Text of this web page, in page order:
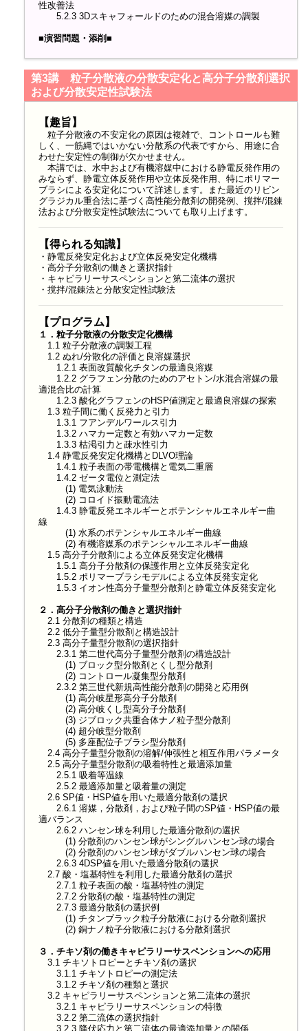
性改善法
5.2.3 3Dスキャフォールドのための混合溶媒の調製
■演習問題・添削■
第3講 粒子分散液の分散安定化と高分子分散剤選択
および分散安定性試験法
【趣旨】
粒子分散液の不安定化の原因は複雑で、コントロールも難
しく、一筋縄ではいかない分散系の代表ですから、用途に合
わせた安定性の制御が欠かせません。
本講では、水中および有機溶媒中における静電反発作用の
みならず、静電立体反発作用や立体反発作用、特にポリマー
ブラシによる安定化について詳述します。また最近のリビン
グラジカル重合法に基づく高性能分散剤の開発例、撹拌/混錬
法および分散安定性試験法についても取り上げます。
【得られる知識】
・静電反発安定化および立体反発安定化機構
・高分子分散剤の働きと選択指針
・キャピラリーサスペンションと第二流体の選択
・撹拌/混錬法と分散安定性試験法
【プログラム】
１．粒子分散液の分散安定化機構
1.1 粒子分散液の調製工程
1.2 ぬれ/分散化の評価と良溶媒選択
1.2.1 表面改質酸化チタンの最適良溶媒
1.2.2 グラフェン分散のためのアセトン/水混合溶媒の最
適混合比の計算
1.2.3 酸化グラフェンのHSP値測定と最適良溶媒の探索
1.3 粒子間に働く 反発力と引力
1.3.1 フアンデルワールス引力
1.3.2 ハマカー定数と有効ハマカー定数
1.3.3 枯渇引力と疎水性引力
1.4 静電反発安定化機構とDLVO理論
1.4.1 粒子表面の帯電機構と電気二重層
1.4.2 ゼータ電位と測定法
(1) 電気泳動法
(2) コロイド振動電流法
1.4.3 静電反発エネルギーとポテンシャルエネルギー曲
線
(1) 水系のポテンシャルエネルギー曲線
(2) 有機溶媒系のポテンシャルエネルギー曲線
1.5 高分子分散剤による立体反発安定化機構
1.5.1 高分子分散剤の保護作用と立体反発安定化
1.5.2 ポリマーブラシモデルによる立体反発安定化
1.5.3 イオン性高分子量型分散剤と静電立体反発安定化
２．高分子分散剤の働きと選択指針
2.1 分散剤の種類と構造
2.2 低分子量型分散剤と構造設計
2.3 高分子量型分散剤の選択指針
2.3.1 第二世代高分子量型分散剤の構造設計
(1) ブロック型分散剤とくし型分散剤
(2) コントロール凝集型分散剤
2.3.2 第三世代新規高性能分散剤の開発と応用例
(1) 高分岐星形高分子分散剤
(2) 高分岐くし型高分子分散剤
(3) ジブロック共重合体ナノ粒子型分散剤
(4) 超分岐型分散剤
(5) 多座配位子ブラシ型分散剤
2.4 高分子量型分散剤の溶解/伸張性と相互作用パラメータ
2.5 高分子量型分散剤の吸着特性と最適添加量
2.5.1 吸着等温線
2.5.2 最適添加量と吸着量の測定
2.6 SP値・HSP値を用いた最適分散剤の選択
2.6.1 溶媒，分散剤，および粒子間のSP値・HSP値の最
適バランス
2.6.2 ハンセン球を利用した最適分散剤の選択
(1) 分散剤のハンセン球がシングルハンセン球の場合
(2) 分散剤のハンセン球がダブルハンセン球の場合
2.6.3 4DSP値を用いた最適分散剤の選択
2.7 酸・塩基特性を利用した最適分散剤の選択
2.7.1 粒子表面の酸・塩基特性の測定
2.7.2 分散剤の酸・塩基特性の測定
2.7.3 最適分散剤の選択例
(1) チタンブラック粒子分散液における分散剤選択
(2) 銅ナノ粒子分散液における分散剤選択
３．チキソ剤の働きキャピラリーサスペンションへの応用
3.1 チキソトロピーとチキソ剤の選択
3.1.1 チキソトロピーの測定法
3.1.2 チキソ剤の種類と選択
3.2 キャピラリーサスペンションと第二流体の選択
3.2.1 キャピラリーサスペンションの特徴
3.2.2 第二流体の選択指針
3.2.3 降伏応力と第二流体の最適添加量との関係